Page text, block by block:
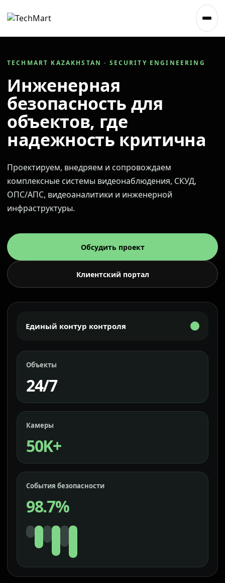
TECHMART KAZAKHSTAN · SECURITY ENGINEERING
Инженерная
безопасность для
объектов, где
надежность критична
Проектируем, внедряем и сопровождаем
комплексные системы видеонаблюдения, СКУД,
ОПС/АПС, видеоаналитики и инженерной
инфраструктуры.
Обсудить проект
Клиентский портал
Единый контур контроля
Объекты
24/7
Камеры
50K+
События безопасности
98.7%